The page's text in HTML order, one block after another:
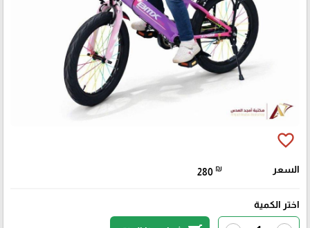
favorite_border
السعر 280 ₪
اختر الكمية